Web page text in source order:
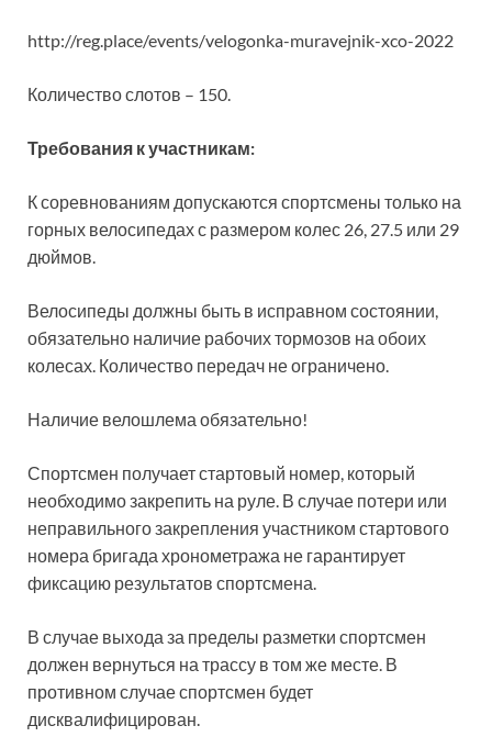
http://reg.place/events/velogonka-muravejnik-xco-2022
Количество слотов – 150.
Требования к участникам:
К соревнованиям допускаются спортсмены только на
горных велосипедах с размером колес 26, 27.5 или 29
дюймов.
Велосипеды должны быть в исправном состоянии,
обязательно наличие рабочих тормозов на обоих
колесах. Количество передач не ограничено.
Наличие велошлема обязательно!
Спортсмен получает стартовый номер, который
необходимо закрепить на руле. В случае потери или
неправильного закрепления участником стартового
номера бригада хронометража не гарантирует
фиксацию результатов спортсмена.
В случае выхода за пределы разметки спортсмен
должен вернуться на трассу в том же месте. В
противном случае спортсмен будет
дисквалифицирован.